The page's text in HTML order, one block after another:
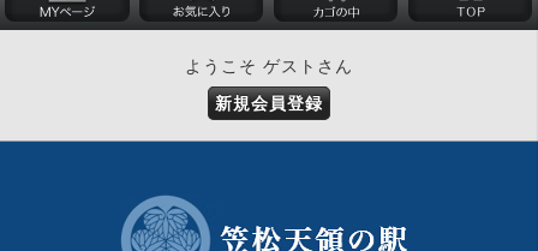
ようこそ ゲストさん
新規会員登録